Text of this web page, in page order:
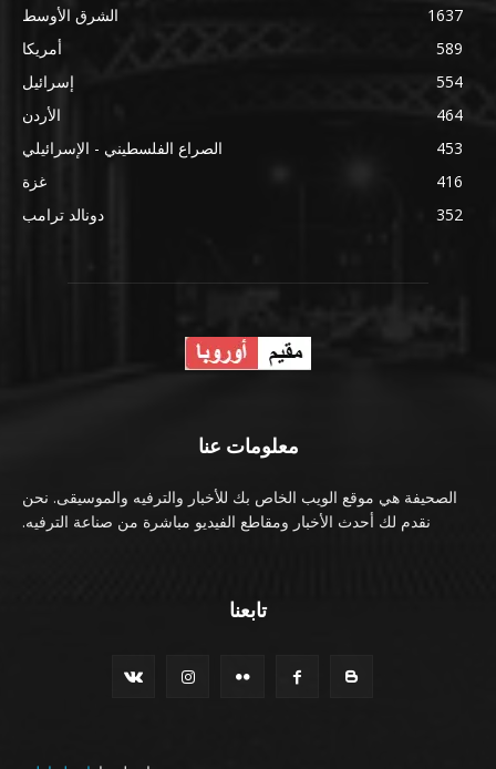
الشرق الأوسط
1637
أمريكا
589
إسرائيل
554
الأردن
464
الصراع الفلسطيني - الإسرائيلي
453
غزة
416
دونالد ترامب
352
معلومات عنا
الصحيفة هي موقع الويب الخاص بك للأخبار والترفيه والموسيقى. نحن
نقدم لك أحدث الأخبار ومقاطع الفيديو مباشرة من صناعة الترفيه.
تابعنا